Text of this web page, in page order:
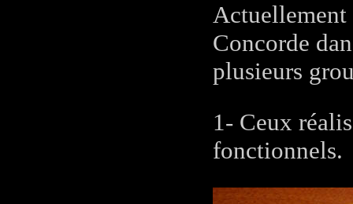
Concorde
plusieurs
1- Ceux
fonctionnels.